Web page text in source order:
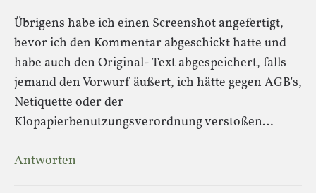
Übrigens habe ich einen Screenshot angefertigt,
bevor ich den Kommentar abgeschickt hatte und
habe auch den Original- Text abgespeichert, falls
jemand den Vorwurf äußert, ich hätte gegen AGB’s,
Netiquette oder der
Klopapierbenutzungsverordnung verstoßen…
Antworten